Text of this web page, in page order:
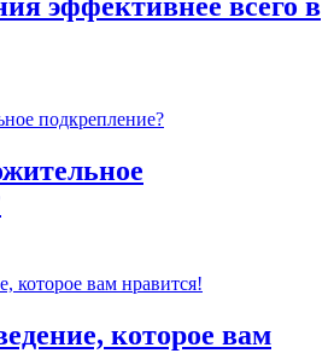
эффективнее всего в
которое вам